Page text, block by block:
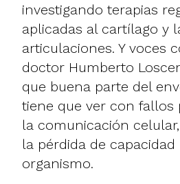
investigando terapias
aplicadas al cartílago y
articulaciones. Y voces
doctor Humberto
que buena parte del
tiene que ver con fallos
la comunicación
la pérdida de
organismo.